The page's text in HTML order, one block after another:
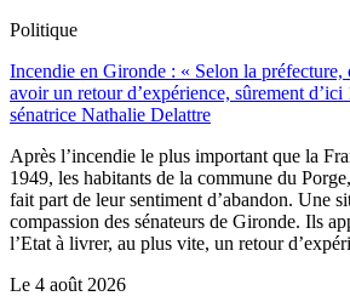
Politique
Incendie en Gironde : « Selon la préfecture,
avoir un retour d’expérience, sûrement
sénatrice Nathalie Delattre
Après l’incendie le plus important que la
1949, les habitants de la commune du
fait part de leur sentiment d’abandon. Une
compassion des sénateurs de Gironde. Ils
l’Etat à livrer, au plus vite, un retour
Le 4 août 2026